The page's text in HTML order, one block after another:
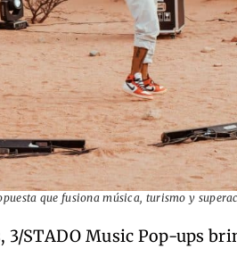
que fusiona música, turismo y
3/STADO Music Pop-ups